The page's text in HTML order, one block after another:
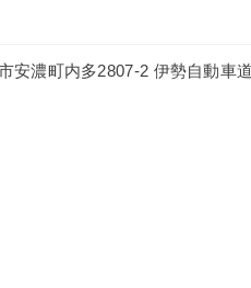
安濃町内多2807-2 伊勢自動車